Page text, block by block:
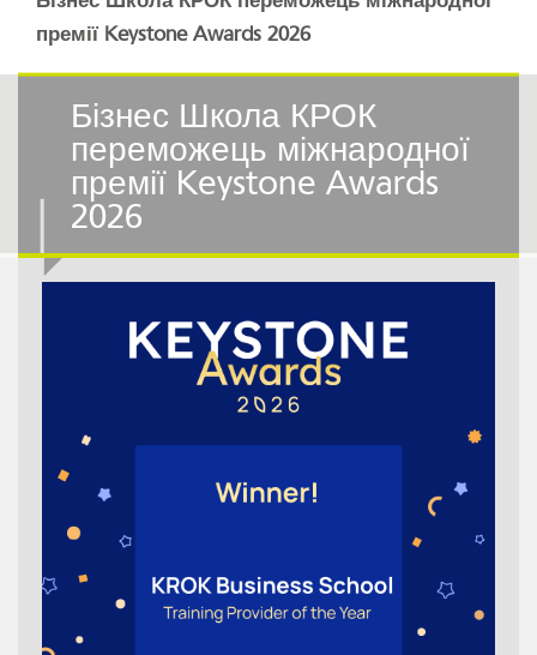
премії Keystone Awards 2026
Бізнес Школа КРОК
переможець міжнародної
премії Keystone Awards
2026